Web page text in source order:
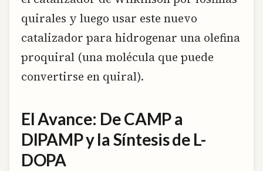
quirales y luego usar este nuevo
catalizador para hidrogenar una olefina
proquiral (una molécula que puede
convertirse en quiral).
El Avance: De CAMP a
DIPAMP y la Síntesis de L-
DOPA